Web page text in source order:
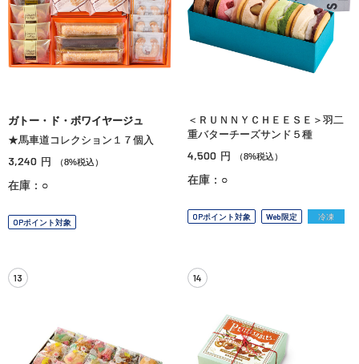
ガトー・ド・ボワイヤージュ
★馬車道コレクション１７個入
3,240 円 （8%税込）
在庫：○
OPポイント対象
＜ＲＵＮＮＹＣＨＥＥＳＥ＞羽二
重バターチーズサンド５種
4,500 円 （8%税込）
在庫：○
OPポイント対象 Web限定 冷凍
13 14